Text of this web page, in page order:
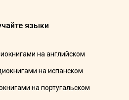
языки
на английском
на испанском
на португальском